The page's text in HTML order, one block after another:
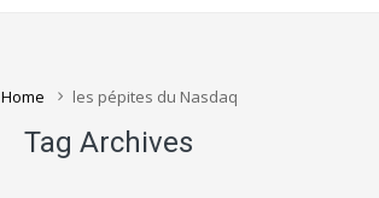
Home les pépites du Nasdaq
Tag Archives